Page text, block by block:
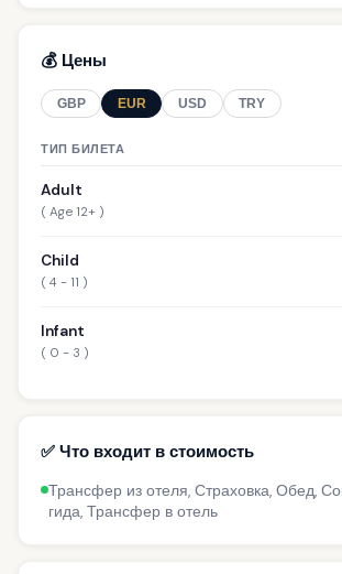
💰 Цены
GBP EUR USD TRY
ТИП БИЛЕТА
Adult
( Age 12+ )
Child
( 4 - 11 )
Infant
( 0 - 3 )
✅ Что входит в стоимость
Трансфер из отеля, Страховка, Обед,
гида, Трансфер в отель